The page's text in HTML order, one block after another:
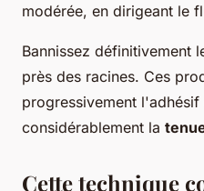
modérée, en dirigeant le
Bannissez définitivement
près des racines. Ces
progressivement l'adhésif
considérablement la
Cette technique